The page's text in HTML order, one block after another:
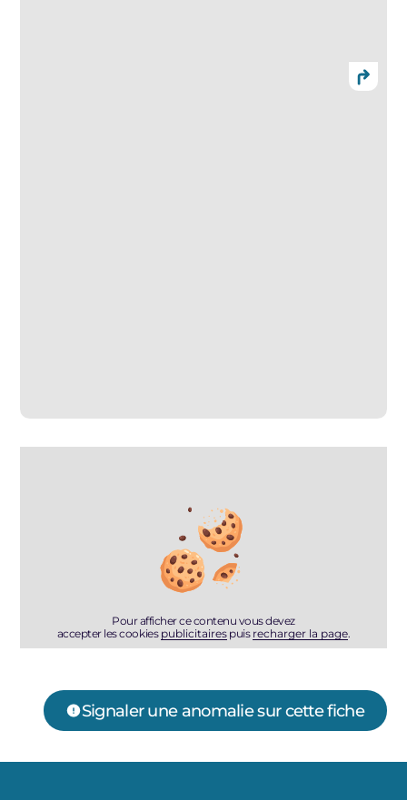
Pour afficher ce contenu vous devez
accepter les cookies publicitairespuis recharger la page.
Signaler une anomalie sur cette fiche